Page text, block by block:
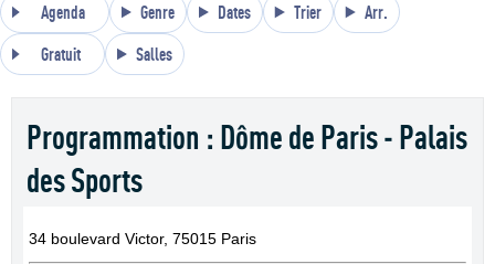
Agenda Genre Dates Trier Arr.
Gratuit Salles
Programmation : Dôme de Paris - Palais
des Sports
34 boulevard Victor, 75015 Paris